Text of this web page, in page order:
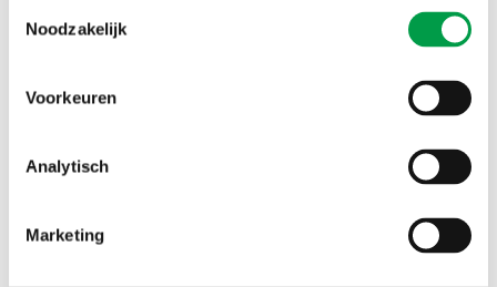
Noodzakelijk
Voorkeuren
Analytisch
Marketing
bedrijf dat je eventueel wil overnemen, volgens verschillende
gehanteerde waarderingsmethodes.